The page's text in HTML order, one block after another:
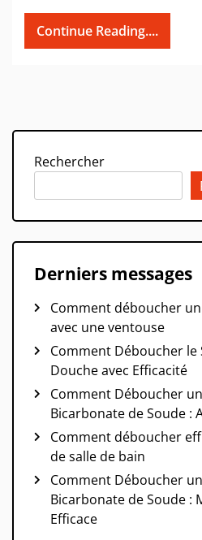
Continue Reading....
Rechercher
Derniers messages
Comment déboucher
avec une ventouse
Comment Déboucher
Douche avec Efficacité
Comment Déboucher
Bicarbonate de Soude :
Comment déboucher
de salle de bain
Comment Déboucher
Bicarbonate de Soude :
Efficace